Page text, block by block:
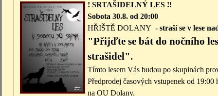
! SRTAŠIDELNÝ LES !!
Sobota 30.8. od 20:00
HŘIŠTĚ DOLANY - straší se v lese
"Přijďte se bát do nočního
strašidel".
Tímto lesem Vás budou po skupinách
Předprodej časových vstupenek od 19:00
na OU Dolany.